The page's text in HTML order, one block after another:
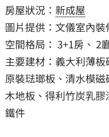
房屋狀況： 新成屋
圖片提供：文儀室內
空間格局： 3+1房、 2
主要建材：義大利薄
原裝琺瑯板、清水模
木地板、得利竹炭乳膠
鐵件